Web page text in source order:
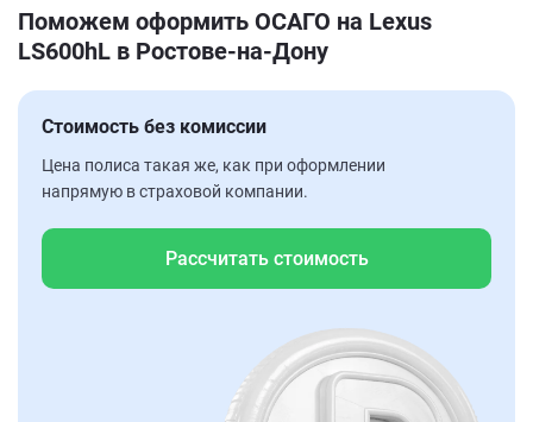
Поможем оформить ОСАГО на Lexus
LS600hL в Ростове-на-Дону
Стоимость без комиссии
Цена полиса такая же, как при оформлении
напрямую в страховой компании.
Рассчитать стоимость